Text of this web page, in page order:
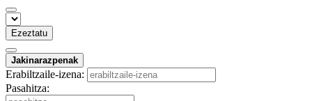
Ezeztatu
Jakinarazpenak
Erabiltzaile-izena:
Pasahitza: